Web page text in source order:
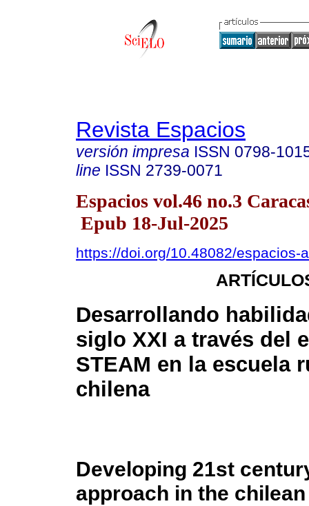
Revista Espacios
versión impresa ISSN 0798-
line ISSN 2739-0071
Espacios vol.46 no.3
Epub 18-Jul-2025
https://doi.org/10.48082/espacios-
Desarrollando
siglo XXI a través del
STEAM en la escuela
chilena
Developing 21st
approach in the